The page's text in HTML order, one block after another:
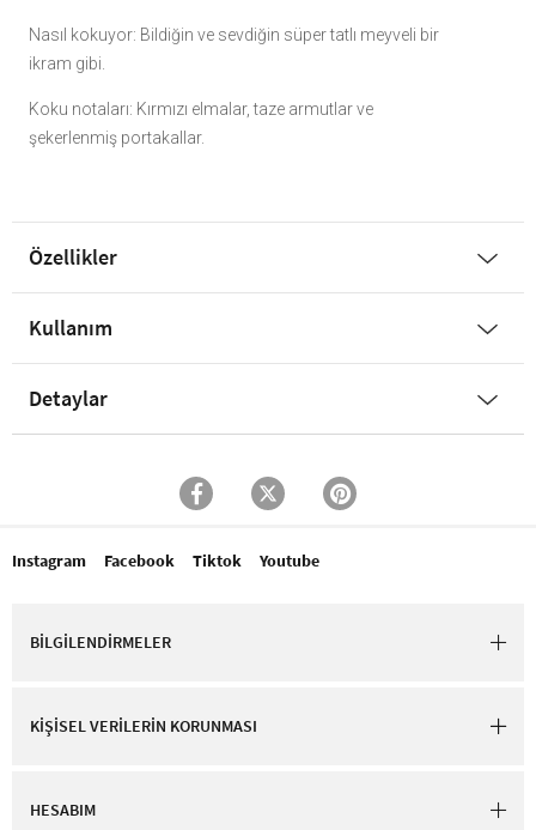
Nasıl kokuyor: Bildiğin ve sevdiğin süper tatlı meyveli bir
ikram gibi.
Koku notaları: Kırmızı elmalar, taze armutlar ve
şekerlenmiş portakallar.
Özellikler
Kullanım
Detaylar
Instagram Facebook Tiktok Youtube
BİLGİLENDİRMELER
KİŞİSEL VERİLERİN KORUNMASI
HESABIM